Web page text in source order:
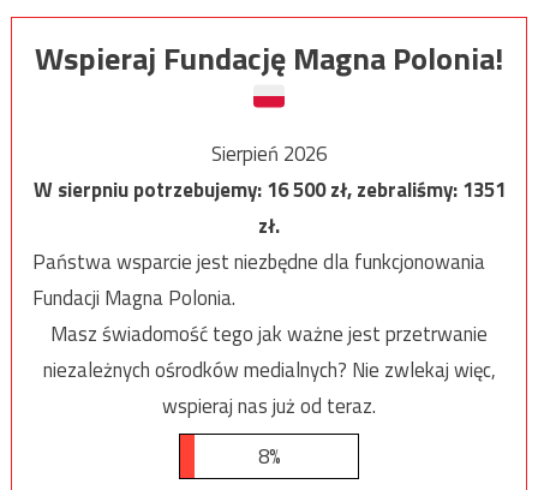
Wspieraj Fundację Magna Polonia!
Sierpień 2026
W sierpniu potrzebujemy:16 500zł, zebraliśmy:1351
zł.
Państwa wsparcie jest niezbędne dla funkcjonowania
Fundacji Magna Polonia.
Masz świadomość tego jak ważne jest przetrwanie
niezależnych ośrodków medialnych? Nie zwlekaj więc,
wspieraj nas już od teraz.
8%